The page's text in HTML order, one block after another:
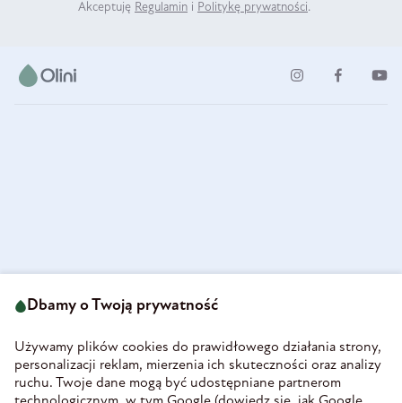
Akceptuję Regulamin i Politykę prywatności.
58-160 Świebodzice
REGON 890213034
INFORMACJE
Dbamy o Twoją prywatność
Używamy plików cookies do prawidłowego działania strony,
personalizacji reklam, mierzenia ich skuteczności oraz analizy
ruchu. Twoje dane mogą być udostępniane partnerom